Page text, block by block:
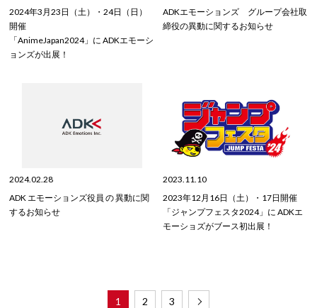
2024年3月23日（土）・24日（日）
開催
「AnimeJapan2024」に ADKエモーシ
ョンズが出展！
ADKエモーションズ グループ会社取
締役の異動に関するお知らせ
2024.02.28
ADK エモーションズ役員 の 異動に関
するお知らせ
2023.11.10
2023年12月16日（土）・17日開催
「ジャンプフェスタ2024」に ADKエ
モーショズがブース初出展！
1 2 3